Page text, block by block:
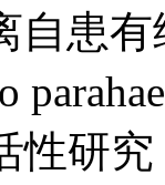
自患
性研